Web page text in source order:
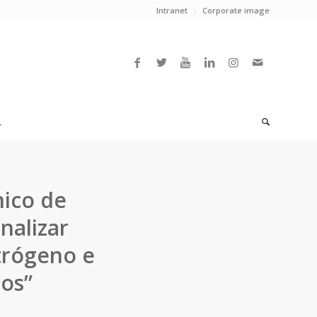
Intranet Corporate image
de
e